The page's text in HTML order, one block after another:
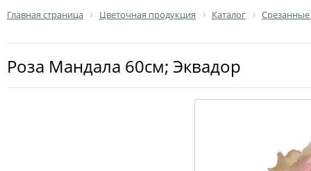
Главная страница Цветочная продукция Каталог
роза Мандала 60см; Эквадор